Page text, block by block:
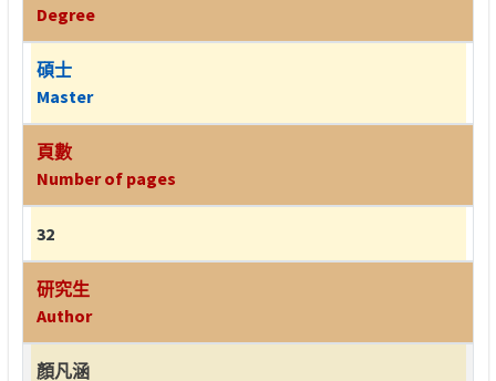
Degree
碩士
Master
頁數
Number of pages
32
研究生
Author
顏凡涵